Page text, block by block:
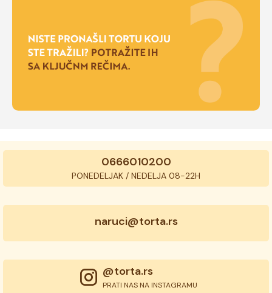
0666010200
PONEDELJAK / NEDELJA 08-22H
naruci@torta.rs
@torta.rs
PRATI NAS NA INSTAGRAMU